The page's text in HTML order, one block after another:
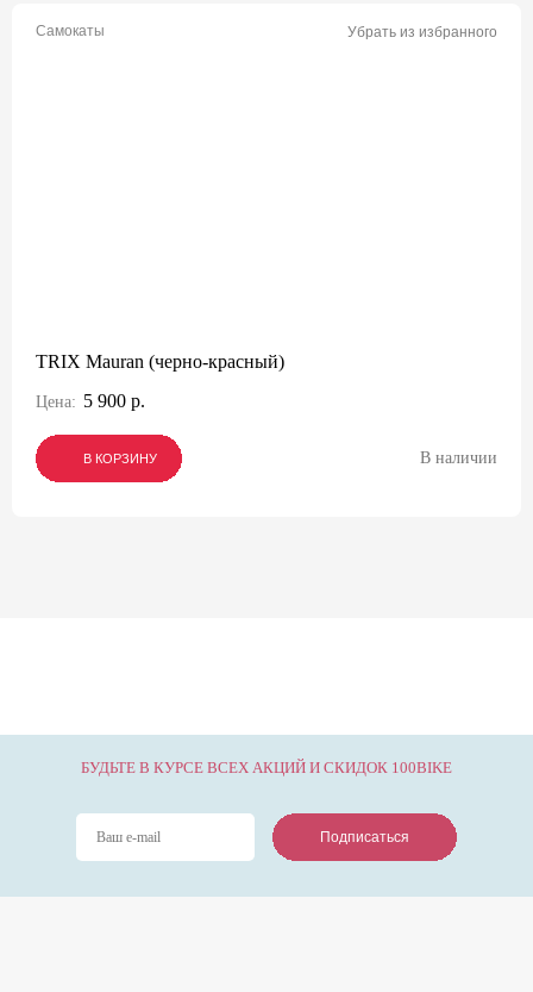
Самокаты Убрать из избранного
TRIX Mauran (черно-красный)
Цена: 5 900 р.
В КОРЗИНУ
В КОРЗИНУ
В КОРЗИНУ В наличии
БУДЬТЕ В КУРСЕ ВСЕХ АКЦИЙ И СКИДОК 100BIKE
Подписаться
Подписаться
Подписаться